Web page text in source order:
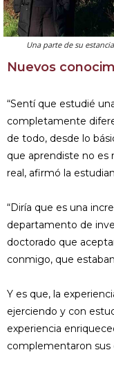
Una parte de su
Nuevos
“Sentí que estudié
completamente
de todo, desde lo
que aprendiste no es
real, afirmó la
“Diría que es una
departamento de
doctorado que
conmigo, que
Y es que, la
ejerciendo y con
experiencia
complementaron sus